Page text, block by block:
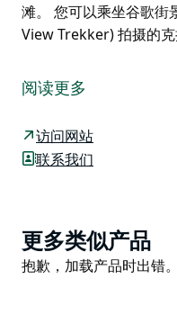
滩。 您可以乘坐谷歌
View Trekker) 拍摄的克
密。五月至八月期间，
您或许就能欣赏到鲸鱼
以在此观察海浪状况。
克拉克内克角观景台一
湖和入口处。这里也是
头仰望天空，欣赏滑翔
阅读更多
访问网站
联系我们
Product
List
更多类似产品
Product
抱歉，加载产品时出错